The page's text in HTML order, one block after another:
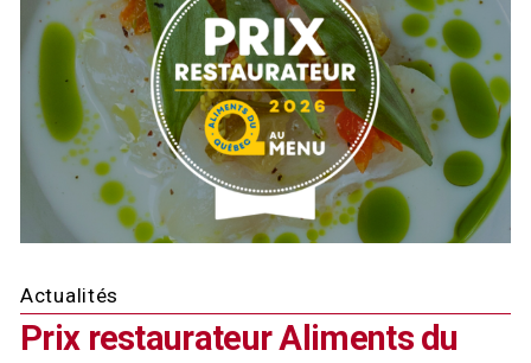
Actualités
Prix restaurateur Aliments du